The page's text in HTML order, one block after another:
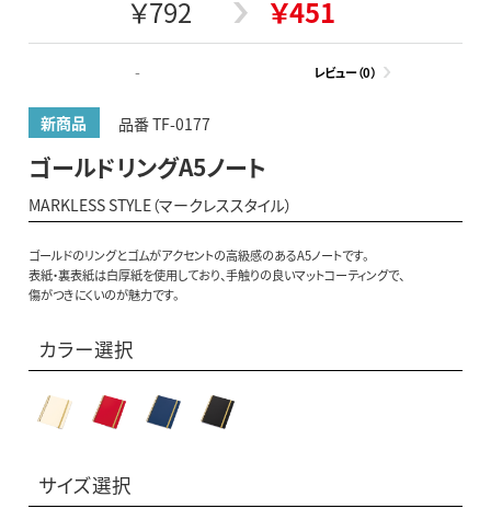
￥792 ￥451
- レビュー（0）
新商品 品番 TF-0177
ゴールドリングA5ノート
MARKLESS STYLE（マークレススタイル）
ゴールドのリングとゴムがアクセントの高級感のあるA5ノートです。
表紙・裏表紙は白厚紙を使用しており、手触りの良いマットコーティングで、
傷がつきにくいのが魅力です。
カラー選択
サイズ選択